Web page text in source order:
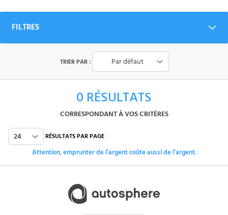
FILTRES
0 RÉSULTATS
CORRESPONDANT À VOS CRITÈRES
TRIER PAR : Par défaut
24 RÉSULTATS PAR PAGE
Attention, emprunter de l’argent coûte aussi de l’argent.